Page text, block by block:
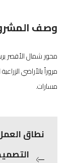
وصف
محور شمال الأقصر
مسارات.
نطاق